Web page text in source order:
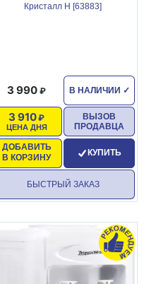
Кристалл Н [63883]
В НАЛИЧИИ ✓
3 990
ЦЕНА ДНЯ
3 910
ДОБАВИТЬ
В КОРЗИНУ
ВЫЗОВ
ПРОДАВЦА
КУПИТЬ
БЫСТРЫЙ ЗАКАЗ